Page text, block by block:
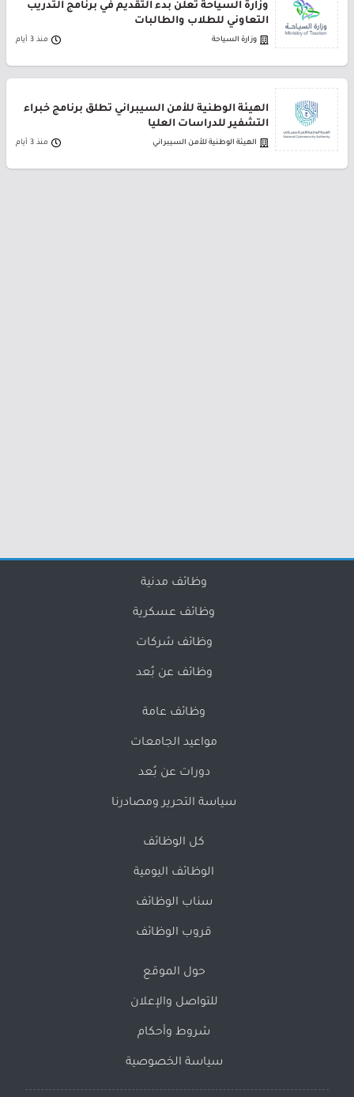
وزارة السياحة تعلن بدء التقديم في برنامج التدريب
التعاوني للطلاب والطالبات
وزارة السياحة منذ 3 أيام
الهيئة الوطنية للأمن السيبراني تطلق برنامج خبراء
التشفير للدراسات العليا
الهيئة الوطنية للأمن السيبراني منذ 3 أيام
وظائف مدنية
وظائف عسكرية
وظائف شركات
وظائف عن بُعد
وظائف عامة
مواعيد الجامعات
دورات عن بُعد
سياسة التحرير ومصادرنا
كل الوظائف
الوظائف اليومية
سناب الوظائف
قروب الوظائف
حول الموقع
للتواصل والإعلان
شروط وأحكام
سياسة الخصوصية